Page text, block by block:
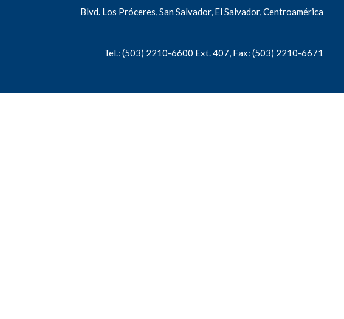
Blvd. Los Próceres, San Salvador, El Salvador, Centroamérica
Tel.: (503) 2210-6600 Ext. 407, Fax: (503) 2210-6671